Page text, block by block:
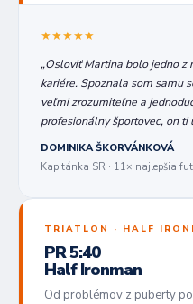
★★★★★
„Osloviť Martina bolo jedno z
kariére. Spoznala som samu
veľmi zrozumiteľne a
profesionálny športovec, on ti
DOMINIKA ŠKORVÁNKOVÁ
Kapitánka SR · 11× najlepšia
TRIATLON · HALF
PR 5:40
Half Ironman
Od problémov z puberty